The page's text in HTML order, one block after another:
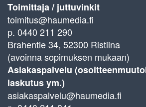
Toimittaja / juttuvinkit
toimitus@haumedia.fi
p. 0440 211 290
Brahentie 34, 52300 Ristiina
(avoinna sopimuksen mukaan)
Asiakaspalvelu
laskutus ym.)
asiakaspalvelu@haumedia.fi